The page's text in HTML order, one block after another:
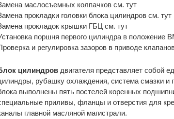
маслосъемных колпачков см. тут
прокладки головки блока цилиндров см. тут
прокладок крышки ГБЦ см. тут
поршня первого цилиндра в положение
и регулировка зазоров в приводе
цилиндров двигателя представляет собой
рубашку охлаждения, система смазки и
выполнены пять постелей коренных
приливы, фланцы и отверстия для
главной масляной магистрали.